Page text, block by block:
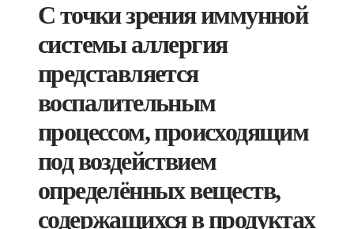
С точки зрения иммунной
системы аллергия
представляется
воспалительным
процессом, происходящим
под воздействием
определённых веществ,
содержащихся в продуктах